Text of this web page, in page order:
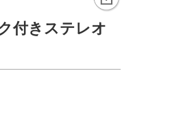
付きステレオ